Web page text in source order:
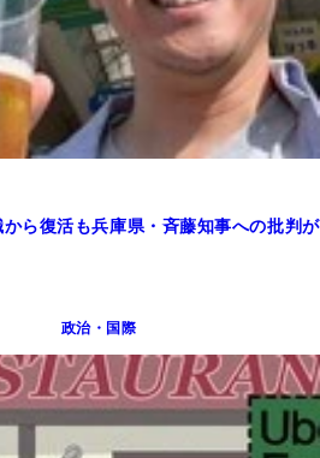
ら復活も兵庫県・斉藤知事への批判が
政治・国際